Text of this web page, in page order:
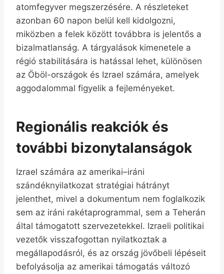
atomfegyver megszerzésére. A részleteket
azonban 60 napon belül kell kidolgozni,
miközben a felek között továbbra is jelentős a
bizalmatlanság. A tárgyalások kimenetele a
régió stabilitására is hatással lehet, különösen
az Öböl-országok és Izrael számára, amelyek
aggodalommal figyelik a fejleményeket.
Regionális reakciók és
további bizonytalanságok
Izrael számára az amerikai–iráni
szándéknyilatkozat stratégiai hátrányt
jelenthet, mivel a dokumentum nem foglalkozik
sem az iráni rakétaprogrammal, sem a Teherán
által támogatott szervezetekkel. Izraeli politikai
vezetők visszafogottan nyilatkoztak a
megállapodásról, és az ország jövőbeli lépéseit
befolyásolja az amerikai támogatás változó